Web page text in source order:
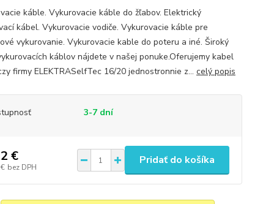
káble. Vykurovacie káble do žľabov. Elektrický
kábel. Vykurovacie vodiče. Vykurovacie káble pre
vykurovanie. Vykurovacie kable do poteru a iné. Široký
káblov nájdete v našej ponuke.Oferujemy kabel
firmy ELEKTRASelfTec 16/20 jednostronnie z... celý popis
3-7 dní
€
bez DPH
Pridať do košíka